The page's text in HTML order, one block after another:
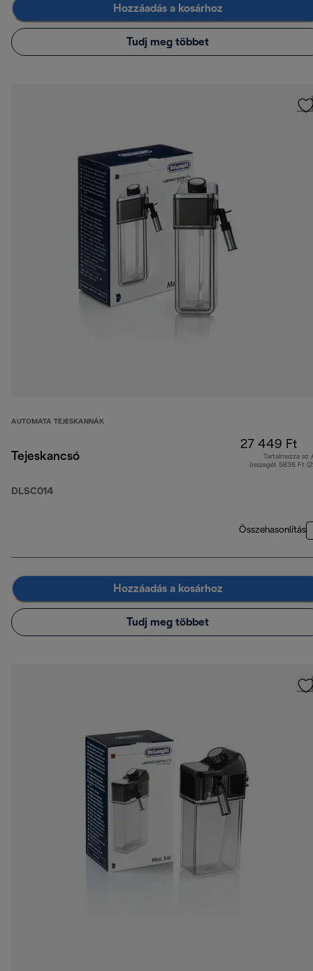
Hozzáadás a kosárhoz
Tudj meg többet
AUTOMATA TEJESKANNÁK
Tejeskancsó
DLSC014
27 449 Ft
Tartalmazza az
összegét 5836 Ft
Összehasonlítás
Hozzáadás a kosárhoz
Tudj meg többet